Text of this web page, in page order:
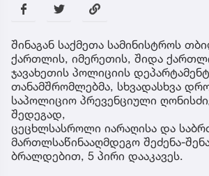
შინაგან საქმეთა სამინისტროს
ქართლის, იმერეთის, შიდა
ჯავახეთის პოლიციის
თანამშრომლებმა, სხვადასხვა
საპოლიციო პრევენციული
შედეგად,
ცეცხლსასროლი იარაღისა და
მართლსაწინააღმდეგო შეძენა-
ბრალდებით, 5 პირი დააკავეს.